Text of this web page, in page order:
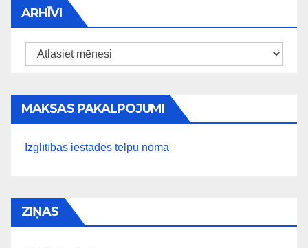
ARHĪVI
Arhīvi
MAKSAS PAKALPOJUMI
Izglītības iestādes telpu noma
ZIŅAS